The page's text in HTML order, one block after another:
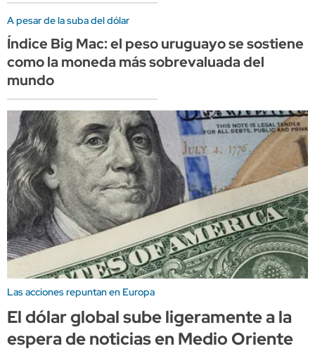
A pesar de la suba del dólar
Índice Big Mac: el peso uruguayo se sostiene
como la moneda más sobrevaluada del
mundo
Las acciones repuntan en Europa
El dólar global sube ligeramente a la
espera de noticias en Medio Oriente